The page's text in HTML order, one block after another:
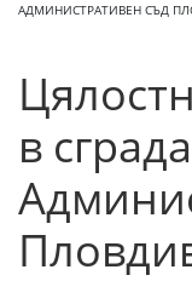
АДМИНИСТРАТИВЕН СЪД
в